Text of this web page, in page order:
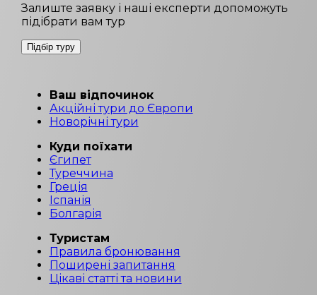
Залиште заявку і наші експерти допоможуть
підібрати вам тур
Підбір туру
Ваш відпочинок
Акційні тури до Європи
Новорічні тури
Куди поїхати
Єгипет
Туреччина
Греція
Іспанія
Болгарія
Туристам
Правила бронювання
Поширені запитання
Цікаві статті та новини